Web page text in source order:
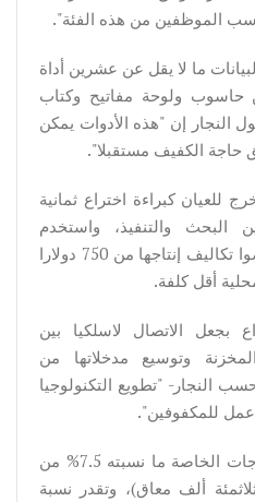
الموظفين من هذه الفئة".
ما لا يقل عن عشرين أداة
ولوحة مفاتيح وكتاب
النجار إن "هذه الأدوات يمكن
حاجة الكفيف مستقبلا".
للعيان كبراءة اختراع ثمانية
والتنفيذ، واستخدم
الباحثون أدوات بسيطة وخفضوا تكاليف إنتاجها من 750 دولارا
بجعل الاتصال لاسلكيا بين
وتوسيع مدخلاتها من
النجار- "تطويع التكنولوجيا
للمكفوفين".
ويشكل الأشخاص ذوو الاحتياجات الخاصة ما نسبته 7.5% من
ألف معاق)، وتقدر نسبة